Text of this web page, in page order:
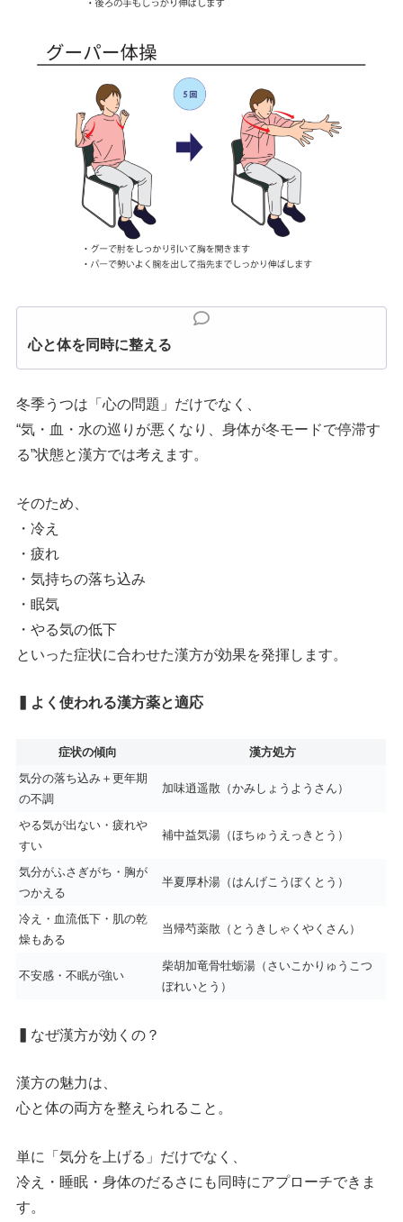
心と体を同時に整える
冬季うつは「心の問題」だけでなく、
“気・血・水の巡りが悪くなり、身体が冬モードで停滞す
る”状態と漢方では考えます。
そのため、
・冷え
・疲れ
・気持ちの落ち込み
・眠気
・やる気の低下
といった症状に合わせた漢方が効果を発揮します。
▍よく使われる漢方薬と適応
症状の傾向
漢方処方
気分の落ち込み＋更年期
の不調
加味逍遥散（かみしょうようさん）
やる気が出ない・疲れや
すい
補中益気湯（ほちゅうえっきとう）
気分がふさぎがち・胸が
つかえる
半夏厚朴湯（はんげこうぼくとう）
冷え・血流低下・肌の乾
燥もある
当帰芍薬散（とうきしゃくやくさん）
不安感・不眠が強い
柴胡加竜骨牡蛎湯（さいこかりゅうこつ
ぼれいとう）
なぜ漢方が効くの？
漢方の魅力は、
心と体の両方を整えられること。
単に「気分を上げる」だけでなく、
冷え・睡眠・身体のだるさにも同時にアプローチできま
す。